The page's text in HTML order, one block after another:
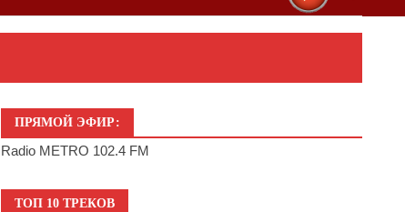
ПРЯМОЙ ЭФИР:
Radio METRO 102.4 FM
ТОП 10 ТРЕКОВ